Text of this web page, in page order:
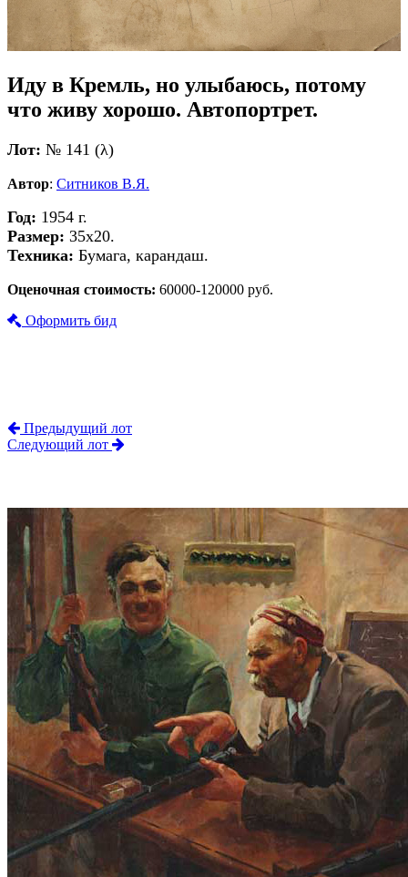
Иду в Кремль, но улыбаюсь, потому
что живу хорошо. Автопортрет.
Лот: № 141 (λ)
Автор: Ситников В.Я.
Год: 1954 г.
Размер: 35х20.
Техника: Бумага, карандаш.
Оценочная стоимость: 60000-120000 руб.
Оформить бид
Предыдущий лот
Следующий лот